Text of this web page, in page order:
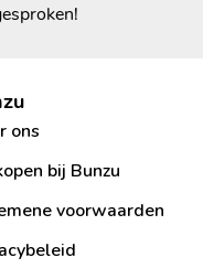
ons
bij Bunzu
voorwaarden